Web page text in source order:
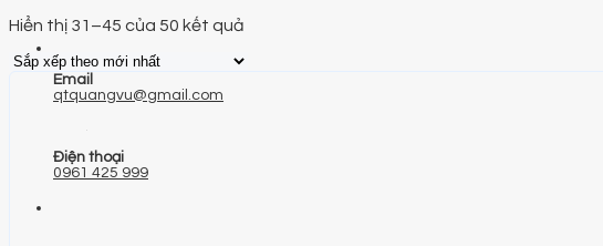
Email
qtquangvu@gmail.com
Điện thoại
0961 425 999
Hiển thị 31–45 của 50 kết quả